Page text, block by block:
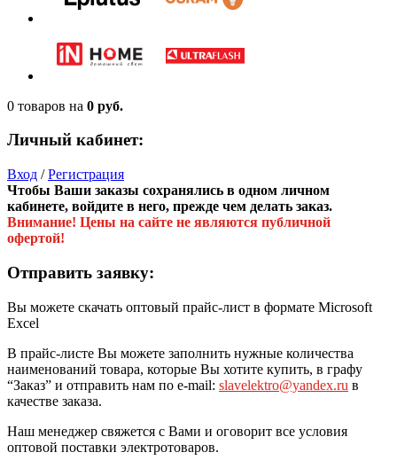
0 товаров на 0 руб.
Личный кабинет:
Вход /Регистрация
Чтобы Ваши заказы сохранялись в одном личном
кабинете, войдите в него, прежде чем делать заказ.
Внимание! Цены на сайте не являются публичной
офертой!
Отправить заявку:
Вы можете скачать оптовый прайс-лист в формате Microsoft
Excel
В прайс-листе Вы можете заполнить нужные количества
наименований товара, которые Вы хотите купить, в графу
“Заказ” и отправить нам по e-mail: slavelektro@yandex.ru в
качестве заказа.
Наш менеджер свяжется с Вами и оговорит все условия
оптовой поставки электротоваров.